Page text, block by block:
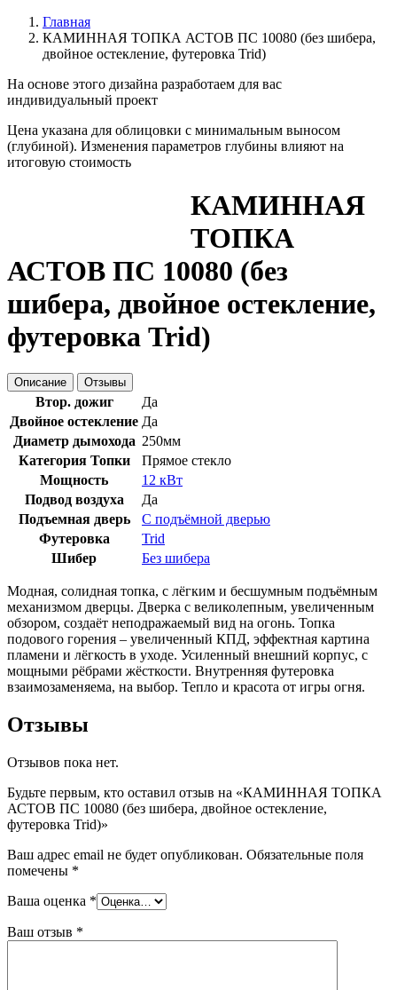
Главная
КАМИННАЯ ТОПКА АСТОВ ПС 10080 (без шибера,
двойное остекление, футеровка Trid)
На основе этого дизайна разработаем для вас
индивидуальный проект
Цена указана для облицовки с минимальным выносом
(глубиной). Изменения параметров глубины влияют на
итоговую стоимость
КАМИННАЯ
ТОПКА
АСТОВ ПС 10080 (без
шибера, двойное остекление,
футеровка Trid)
Описание Отзывы
Втор. дожиг
Да
Двойное остекление Да
Диаметр дымохода 250мм
Категория Топки
Прямое стекло
Мощность
12 кВт
Подвод воздуха
Да
Подъемная дверь
С подъёмной дверью
Футеровка
Trid
Шибер
Без шибера
Модная, солидная топка, с лёгким и бесшумным подъёмным
механизмом дверцы. Дверка с великолепным, увеличенным
обзором, создаёт неподражаемый вид на огонь. Топка
подового горения – увеличенный КПД, эффектная картина
пламени и лёгкость в уходе. Усиленный внешний корпус, с
мощными рёбрами жёсткости. Внутренняя футеровка
взаимозаменяема, на выбор. Тепло и красота от игры огня.
Отзывы
Отзывов пока нет.
Будьте первым, кто оставил отзыв на «КАМИННАЯ ТОПКА
АСТОВ ПС 10080 (без шибера, двойное остекление,
футеровка Trid)»
Ваш адрес email не будет опубликован. Обязательные поля
помечены *
Ваша оценка *
Ваш отзыв *